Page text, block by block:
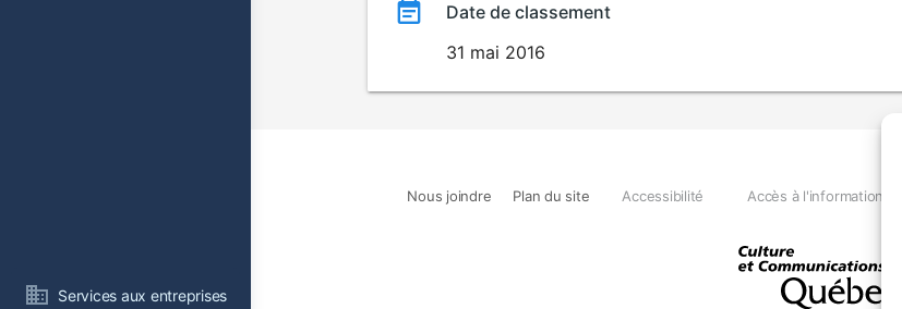
Services aux entreprises
Date de classement
31 mai 2016
Nous joindre Plan du site Accessibilité Accès à l'information